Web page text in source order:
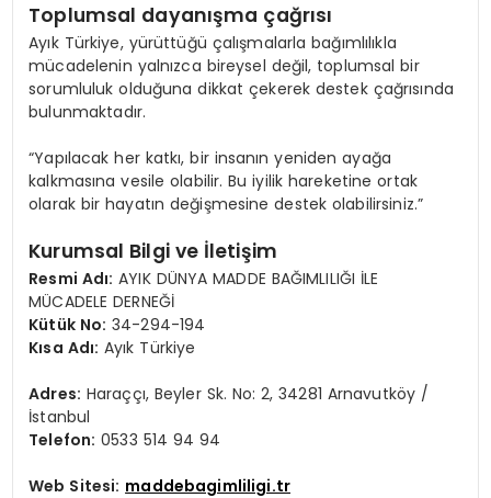
Toplumsal dayanışma çağrısı
Ayık Türkiye, yürüttüğü çalışmalarla bağımlılıkla
mücadelenin yalnızca bireysel değil, toplumsal bir
sorumluluk olduğuna dikkat çekerek destek çağrısında
bulunmaktadır.
“Yapılacak her katkı, bir insanın yeniden ayağa
kalkmasına vesile olabilir. Bu iyilik hareketine ortak
olarak bir hayatın değişmesine destek olabilirsiniz.”
Kurumsal Bilgi ve İletişim
Resmi Adı: AYIK DÜNYA MADDE BAĞIMLILIĞI İLE
MÜCADELE DERNEĞİ
Kütük No: 34-294-194
Kısa Adı: Ayık Türkiye
Adres: Haraççı, Beyler Sk. No: 2, 34281 Arnavutköy /
İstanbul
Telefon: 0533 514 94 94
Web Sitesi: maddebagimliligi.tr